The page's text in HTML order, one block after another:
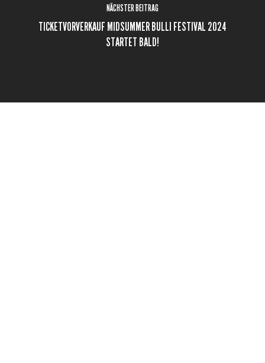
NÄCHSTER BEITRAG
TICKETVORVERKAUF MIDSUMMER BULLI FESTIVAL 2024
STARTET BALD!